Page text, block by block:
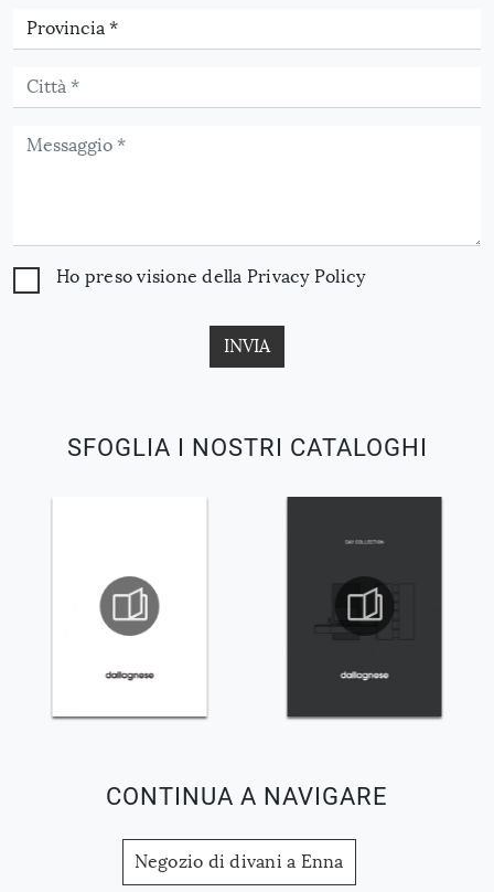
SFOGLIA I NOSTRI CATALOGHI
CONTINUA A NAVIGARE
Negozio di divani a Enna
Ho preso visione della Privacy Policy
INVIA